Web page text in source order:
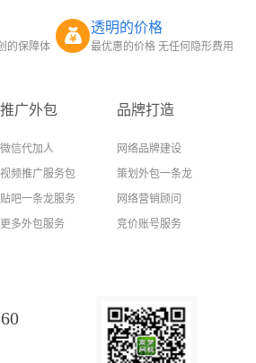
的保障体
透明的价格
最优惠的价格 无任何隐形费用
推广外包
微信代加人
视频推广服务包
贴吧一条龙服务
更多外包服务
品牌打造
网络品牌建设
策划外包一条龙
网络营销顾问
竞价账号服务